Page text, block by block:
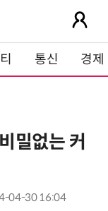
통신 경제
밀없는 커
04-30 16:04